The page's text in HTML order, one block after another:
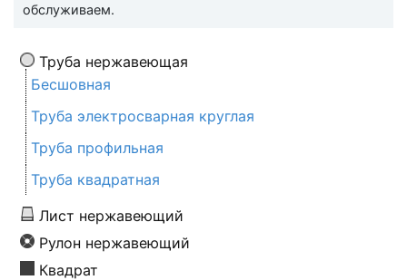
обслуживаем.
Труба нержавеющая
Бесшовная
Труба электросварная круглая
Труба профильная
Труба квадратная
Лист нержавеющий
Рулон нержавеющий
Квадрат